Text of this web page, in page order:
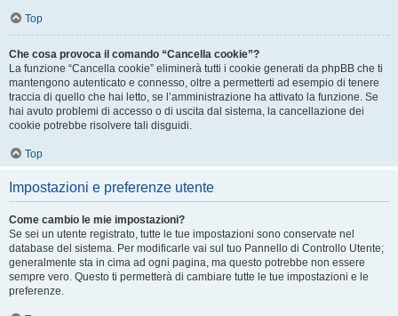
Top
Che cosa provoca il comando “Cancella cookie”?
La funzione “Cancella cookie” eliminerà tutti i cookie generati da phpBB che ti
mantengono autenticato e connesso, oltre a permetterti ad esempio di tenere
traccia di quello che hai letto, se l’amministrazione ha attivato la funzione. Se
hai avuto problemi di accesso o di uscita dal sistema, la cancellazione dei
cookie potrebbe risolvere tali disguidi.
Top
Impostazioni e preferenze utente
Come cambio le mie impostazioni?
Se sei un utente registrato, tutte le tue impostazioni sono conservate nel
database del sistema. Per modificarle vai sul tuo Pannello di Controllo Utente;
generalmente sta in cima ad ogni pagina, ma questo potrebbe non essere
sempre vero. Questo ti permetterà di cambiare tutte le tue impostazioni e le
preferenze.